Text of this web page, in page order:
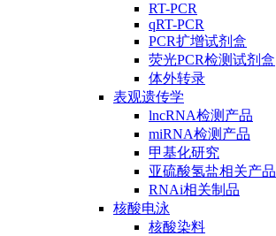
RT-PCR
qRT-PCR
PCR扩增试剂盒
荧光PCR检测试剂盒
体外转录
表观遗传学
lncRNA检测产品
miRNA检测产品
甲基化研究
亚硫酸氢盐相关产品
RNAi相关制品
核酸电泳
核酸染料